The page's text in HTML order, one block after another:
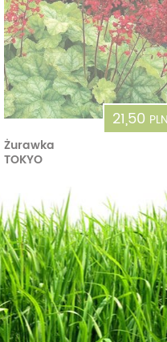
21,50 PLN
Żurawka
TOKYO